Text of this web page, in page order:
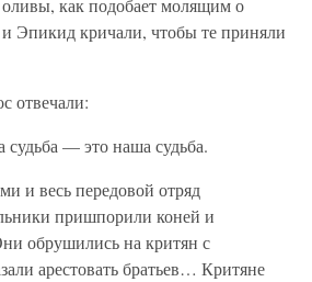
оливы, как подобает молящим о
Эпикид кричали, чтобы те приняли
отвечали:
— это наша судьба.
и весь передовой отряд
пришпорили коней и
обрушились на критян с
арестовать братьев… Критяне